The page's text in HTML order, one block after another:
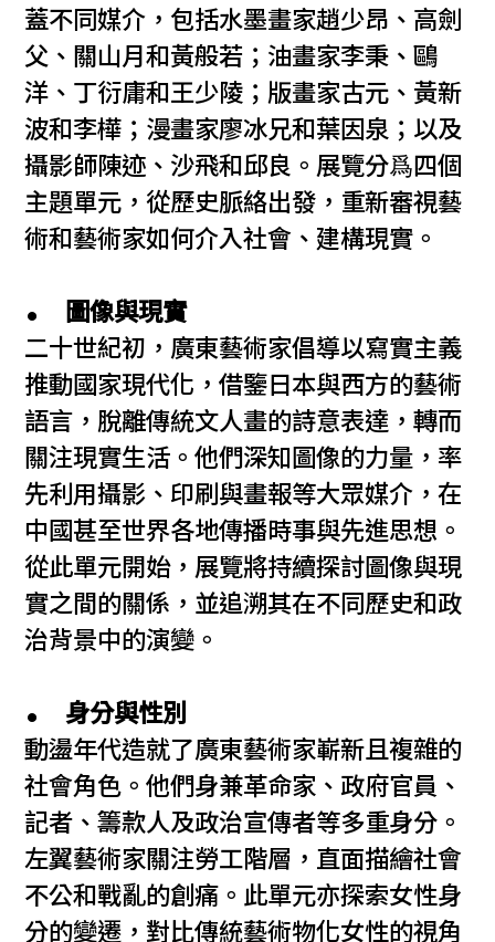
蓋不同媒介，包括水墨畫家趙少昂、高劍
父、關山月和黃般若；油畫家李秉、鷗
洋、丁衍庸和王少陵；版畫家古元、黃新
波和李樺；漫畫家廖冰兄和葉因泉；以及
攝影師陳迹、沙飛和邱良。展覽分爲四個
主題單元，從歷史脈絡出發，重新審視藝
術和藝術家如何介入社會、建構現實。
圖像與現實
二十世紀初，廣東藝術家倡導以寫實主義
推動國家現代化，借鑒日本與西方的藝術
語言，脫離傳統文人畫的詩意表達，轉而
關注現實生活。他們深知圖像的力量，率
先利用攝影、印刷與畫報等大眾媒介，在
中國甚至世界各地傳播時事與先進思想。
從此單元開始，展覽將持續探討圖像與現
實之間的關係，並追溯其在不同歷史和政
治背景中的演變。
身分與性別
動盪年代造就了廣東藝術家嶄新且複雜的
社會角色。他們身兼革命家、政府官員、
記者、籌款人及政治宣傳者等多重身分。
左翼藝術家關注勞工階層，直面描繪社會
不公和戰亂的創痛。此單元亦探索女性身
分的變遷，對比傳統藝術物化女性的視角